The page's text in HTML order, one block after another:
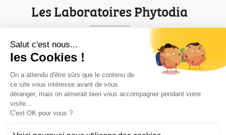
Les Laboratoires Phytodia
Parc d'innovation de Strasbourg
Mentions légales
Contact
Informations
Salut c'est nous...
les Cookies !
On a attendu d'être sûrs que le contenu de
ce site vous intéresse avant de vous
déranger, mais on aimerait bien vous accompagner pendant votre
visite...
C'est OK pour vous ?